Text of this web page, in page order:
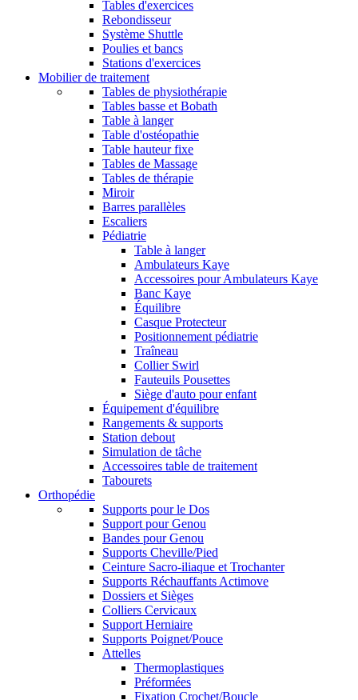
Tables d'exercices
Rebondisseur
Système Shuttle
Poulies et bancs
Stations d'exercices
Mobilier de traitement
Tables de physiothérapie
Tables basse et Bobath
Table à langer
Table d'ostéopathie
Table hauteur fixe
Tables de Massage
Tables de thérapie
Miroir
Barres parallèles
Escaliers
Pédiatrie
Table à langer
Ambulateurs Kaye
Accessoires pour Ambulateurs Kaye
Banc Kaye
Équilibre
Casque Protecteur
Positionnement pédiatrie
Traîneau
Collier Swirl
Fauteuils Pousettes
Siège d'auto pour enfant
Équipement d'équilibre
Rangements & supports
Station debout
Simulation de tâche
Accessoires table de traitement
Tabourets
Orthopédie
Supports pour le Dos
Support pour Genou
Bandes pour Genou
Supports Cheville/Pied
Ceinture Sacro-iliaque et Trochanter
Supports Réchauffants Actimove
Dossiers et Sièges
Colliers Cervicaux
Support Herniaire
Supports Poignet/Pouce
Attelles
Thermoplastiques
Préformées
Fixation Crochet/Boucle